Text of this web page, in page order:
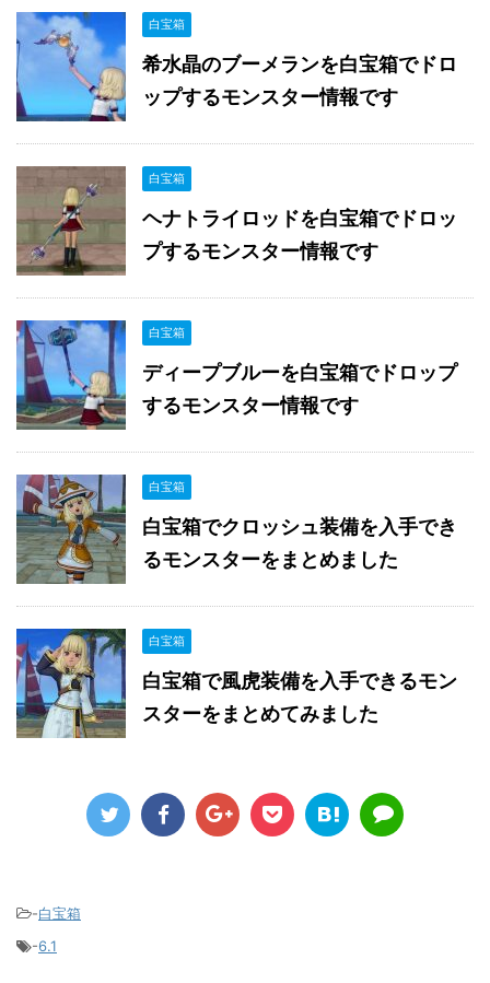
白宝箱
希水晶のブーメランを白宝箱でドロ
ップするモンスター情報です
白宝箱
ヘナトライロッドを白宝箱でドロッ
プするモンスター情報です
白宝箱
ディープブルーを白宝箱でドロップ
するモンスター情報です
白宝箱
白宝箱でクロッシュ装備を入手でき
るモンスターをまとめました
白宝箱
白宝箱で風虎装備を入手できるモン
スターをまとめてみました
-白宝箱
-6.1